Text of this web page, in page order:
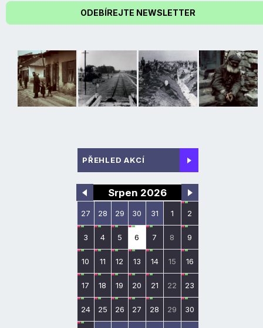
ODEBÍREJTE NEWSLETTER
PŘEHLED AKCÍ
Srpen 2026
27 28 29 30 31 1 2
3 4 5 6 7 8 9
10 11 12 13 14 15 16
17 18 19 20 21 22 23
24 25 26 27 28 29 30